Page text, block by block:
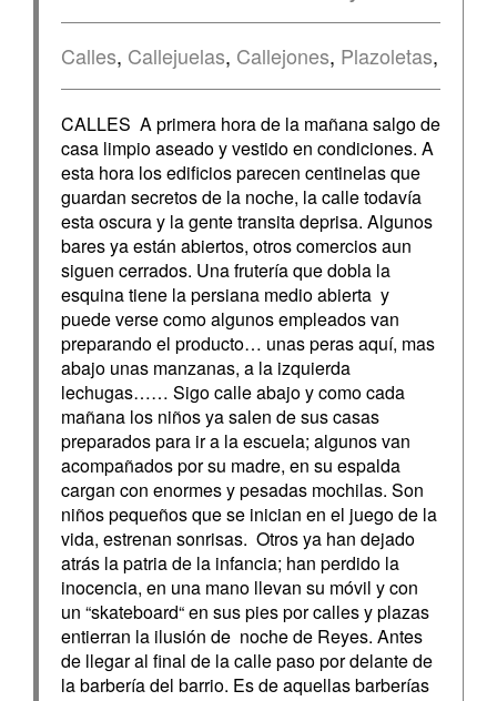
Calles, Callejuelas, Callejones, Plazoletas,
CALLES A primera hora de la mañana salgo de
casa limpio aseado y vestido en condiciones. A
esta hora los edificios parecen centinelas que
guardan secretos de la noche, la calle todavía
esta oscura y la gente transita deprisa. Algunos
bares ya están abiertos, otros comercios aun
siguen cerrados. Una frutería que dobla la
esquina tiene la persiana medio abierta y
puede verse como algunos empleados van
preparando el producto… unas peras aquí, mas
abajo unas manzanas, a la izquierda
lechugas…… Sigo calle abajo y como cada
mañana los niños ya salen de sus casas
preparados para ir a la escuela; algunos van
acompañados por su madre, en su espalda
cargan con enormes y pesadas mochilas. Son
niños pequeños que se inician en el juego de la
vida, estrenan sonrisas. Otros ya han dejado
atrás la patria de la infancia; han perdido la
inocencia, en una mano llevan su móvil y con
un “skateboard“ en sus pies por calles y plazas
entierran la ilusión de noche de Reyes. Antes
de llegar al final de la calle paso por delante de
la barbería del barrio. Es de aquellas barberías